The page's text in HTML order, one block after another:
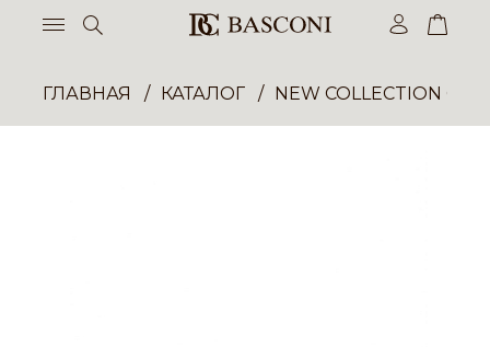
ГЛАВНАЯ КАТАЛОГ NEW COLLECTION